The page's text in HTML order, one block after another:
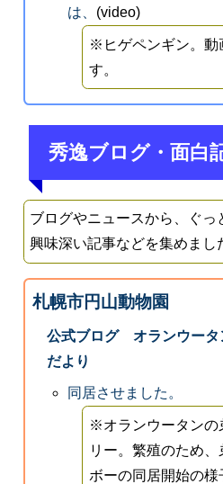
は、 (video)
※ヒゲペンギン。動
す。
秀逸ブログ・面白
ブログやニュースから、ぐっ
興味深い記事などを集めまし
札幌市円山動物園
公式ブログ オランウータ
だより
同居させました。
※オランウータンの
リー。繁殖のため
ボーの同居開始の様